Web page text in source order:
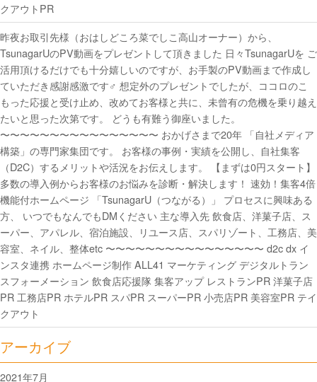
クアウトPR
昨夜お取引先様（おはしどころ菜でしこ高山オーナー）から、
TsunagarUのPV動画をプレゼントして頂きました 日々TsunagarUを ご
活用頂けるだけでも十分嬉しいのですが、お手製のPV動画まで作成し
ていただき感謝感激です‍♂️ 想定外のプレゼントでしたが、ココロのこ
もった応援と受け止め、改めてお客様と共に、未曾有の危機を乗り越え
たいと思った次第です。 どうも有難う御座いました。
〜〜〜〜〜〜〜〜〜〜〜〜〜〜〜〜 おかげさまで20年 「自社メディア
構築」の専門家集団です。 お客様の事例・実績を公開し、自社集客
（D2C）するメリットや活況をお伝えします。 【まずは0円スタート】
多数の導入例からお客様のお悩みを診断・解決します！ 速効！集客4倍
機能付ホームページ 「TsunagarU（つながる）」 プロセスに興味ある
方、 いつでもなんでもDMください 主な導入先 飲食店、洋菓子店、ス
ーパー、アパレル、宿泊施設、リユース店、スパリゾート、工務店、美
容室、ネイル、整体etc 〜〜〜〜〜〜〜〜〜〜〜〜〜〜〜〜 d2c dx イ
ンスタ連携 ホームページ制作 ALL41 マーケティング デジタルトラン
スフォーメーション 飲食店応援隊 集客アップ レストランPR 洋菓子店
PR 工務店PR ホテルPR スパPR スーパーPR 小売店PR 美容室PR テイ
クアウト
アーカイブ
2021年7月